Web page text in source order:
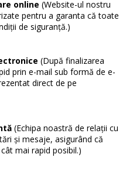
online(Website-ul nostru
pentru a garanta că toate
de siguranță.)
(După finalizarea
prin e-mail sub formă de e-
direct de pe
(Echipa noastră de relații cu
și mesaje, asigurând că
mai rapid posibil.)